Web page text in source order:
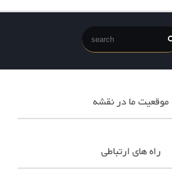
موقعیت ما در نقشه
راه های ارتباطی